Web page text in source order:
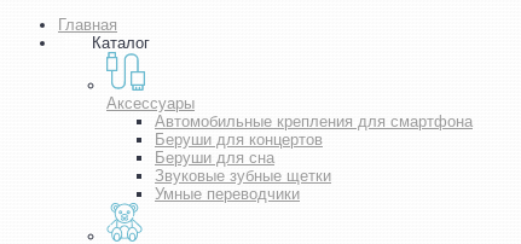
Главная
Каталог
Аксессуары
Автомобильные крепления для смартфона
Беруши для концертов
Беруши для сна
Звуковые зубные щетки
Умные переводчики